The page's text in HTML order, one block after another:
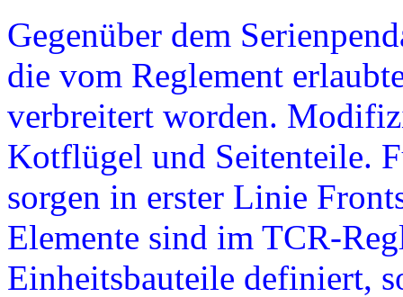
Gegenüber dem
die vom Reglement
verbreitert worden.
Kotflügel und Seitenteile.
sorgen in erster Linie
Elemente sind im TCR-
Einheitsbauteile definiert,